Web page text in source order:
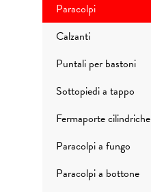
Paracolpi
Calzanti
Puntali per bastoni
Sottopiedi a tappo
Fermaporte cilindriche
Paracolpi a fungo
Paracolpi a bottone